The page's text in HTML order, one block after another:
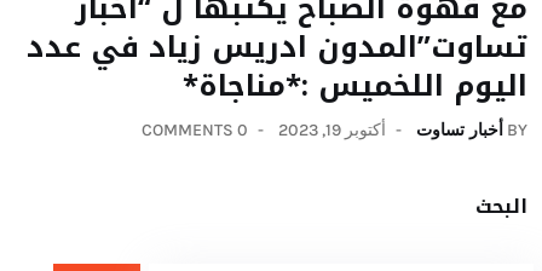
تساوت”المدون ادريس زياد في عدد
اليوم اللخميس :*مناجاة*
BY أخبار تساوت أكتوبر 19, 2023 0 COMMENTS
البحث